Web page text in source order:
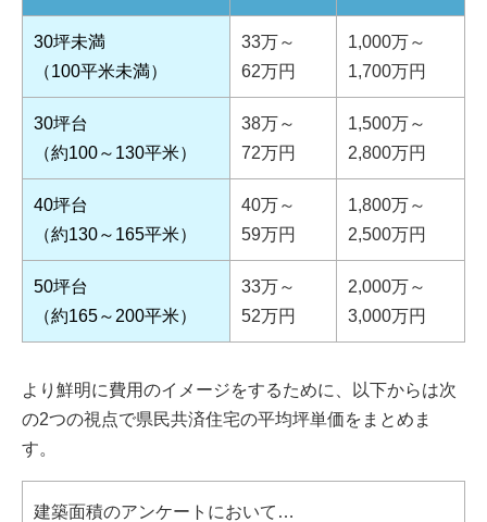
30坪未満
（100平米未満）
33万～
62万円
1,000万～
1,700万円
30坪台
（約100～130平米）
38万～
72万円
1,500万～
2,800万円
40坪台
（約130～165平米）
40万～
59万円
1,800万～
2,500万円
50坪台
（約165～200平米）
33万～
52万円
2,000万～
3,000万円
より鮮明に費用のイメージをするために、以下からは次
の2つの視点で県民共済住宅の平均坪単価をまとめま
す。
建築面積のアンケートにおいて…